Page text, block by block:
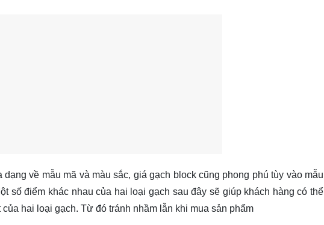
dạng về mẫu mã và màu sắc, giá gạch block cũng phong phú tùy vào mẫu
số điểm khác nhau của hai loại gạch sau đây sẽ giúp khách hàng có thể
hai loại gạch. Từ đó tránh nhầm lẫn khi mua sản phẩm